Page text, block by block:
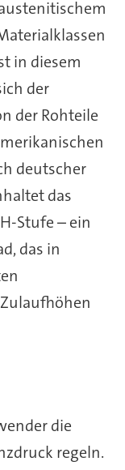
in diesem
der
der Rohteile
deutscher
das
Stufe – ein
das in
die
regeln.